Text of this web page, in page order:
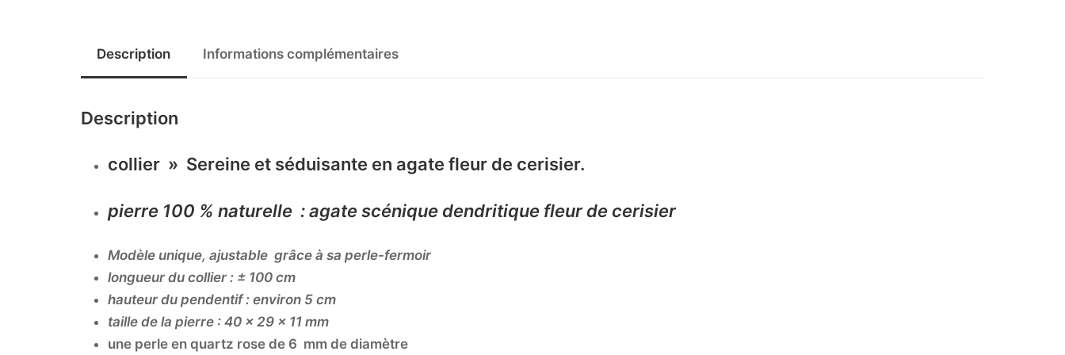
Description Informations complémentaires
Description
collier » Sereine et séduisante en agate fleur de cerisier.
pierre 100 % naturelle : agate scénique dendritique fleur de cerisier
Modèle unique, ajustable grâce à sa perle-fermoir
longueur du collier : ± 100 cm
hauteur du pendentif : environ 5 cm
taille de la pierre : 40 x 29 x 11 mm
une perle en quartz rose de 6 mm de diamètre